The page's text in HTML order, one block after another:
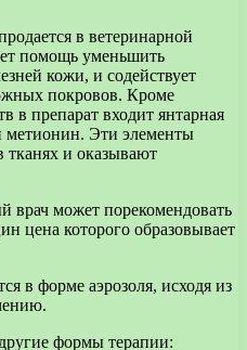
в ветеринарной
помощь уменьшить
кожи, и содействует
покровов. Кроме
в препарат входит янтарная
Эти элементы
и оказывают
врач может порекомендовать
цена которого образовывает
в форме аэрозоля, исходя из
формы терапии: